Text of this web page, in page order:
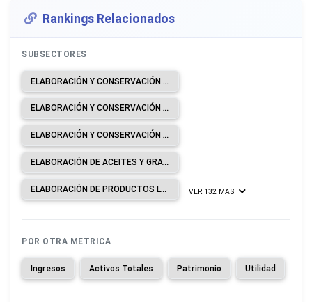
Rankings Relacionados
SUBSECTORES
ELABORACIÓN Y CONSERVACIÓN DE CARNE.
ELABORACIÓN Y CONSERVACIÓN DE PESCADOS, CRUSTÁCEOS Y MOLUSCOS.
ELABORACIÓN Y CONSERVACIÓN DE FRUTAS, LEGUMBRES Y HORTALIZAS.
ELABORACIÓN DE ACEITES Y GRASAS DE ORIGEN VEGETAL Y ANIMAL.
ELABORACIÓN DE PRODUCTOS LÁCTEOS. VER 132 MAS
POR OTRA METRICA
Ingresos Activos Totales Patrimonio Utilidad